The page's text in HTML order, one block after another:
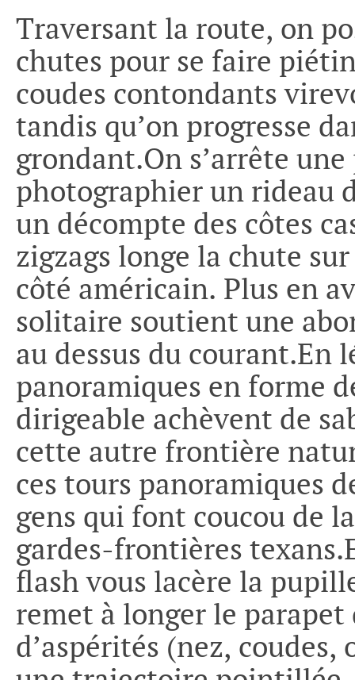
Traversant la route, on
chutes pour se faire
coudes contondants
tandis qu’on progresse
grondant.On s’arrête
photographier un rideau
un décompte des côtes
zigzags longe la chute
côté américain. Plus en
solitaire soutient une
au dessus du courant.En
panoramiques en forme
dirigeable achèvent de
cette autre frontière
ces tours panoramiques
gens qui font coucou de
gardes-frontières
flash vous lacère la
remet à longer le
d’aspérités (nez,